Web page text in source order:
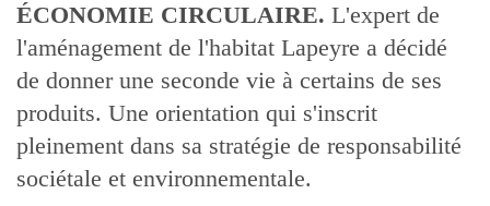
ÉCONOMIE CIRCULAIRE. L'expert de
l'aménagement de l'habitat Lapeyre a décidé
de donner une seconde vie à certains de ses
produits. Une orientation qui s'inscrit
pleinement dans sa stratégie de responsabilité
sociétale et environnementale.